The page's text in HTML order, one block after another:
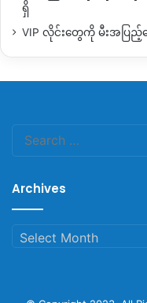
ရှိ
VIP လိုင်းတွေကို မီးအပြည့်
Archives
Archives